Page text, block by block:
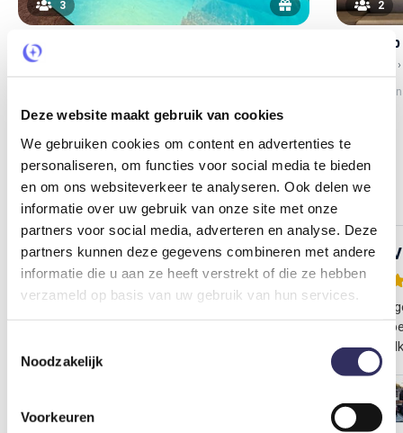
Deze website maakt gebruik van cookies
We gebruiken cookies om content en advertenties te
personaliseren, om functies voor social media te bieden
en om ons websiteverkeer te analyseren. Ook delen we
informatie over uw gebruik van onze site met onze
partners voor social media, adverteren en analyse. Deze
partners kunnen deze gegevens combineren met andere
informatie die u aan ze heeft verstrekt of die ze hebben
verzameld op basis van uw gebruik van hun services.
Noodzakelijk
Voorkeuren
3
Nederland
2
Bekijk 250+ wellnesshuisjes
Echte gasten,echte ervaringen
Naomi Töpferverbleef in augustus 2026
4,4
Het was een hele fijne ervaring. Het
denk aan vliegenmepper tot aan
vakantie. Ik zou dit zeker aanbevelen.
A vd
grote
rustig